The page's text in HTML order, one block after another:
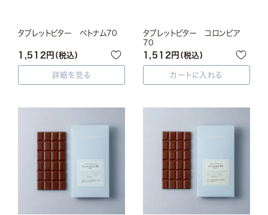
タブレットビター ベトナム70
1,512 税込
詳細を見る
タブレットビター コロンビア
70
1,512 税込
カートに入れる